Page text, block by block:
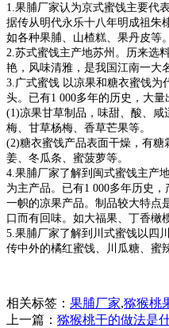
1.果脯厂家认为京式蜜饯主要代
据传从明代永乐十八年明成祖朱
如各种果脯、山楂糕、果丹皮等。
2.苏式蜜饯主产地苏州。历来选
艳，风味清雅，是我国江南一大
3.广式蜜饯 以凉果和糖衣蜜饯为
头。已有1 000多年的历史，大量
(1)凉果甘草制品，味甜、酸、
梅、甘草杨梅、香草芒果等。
(2)糖衣蜜饯产品表面干燥，有
姜、冬瓜条、蜜菠萝等。
4.果脯厂家了解到闽式蜜饯主产
为主产品。已有1 000多年历史
一帜的凉果产品。 制品较大特点
口而有回味。如大福果、丁香橄
5.果脯厂家了解到川式蜜饯以四
传中外的橘红蜜饯、川瓜糖、蜜
相关标签： 果脯厂家,猕猴桃
上一篇： 猕猴桃干的做法是